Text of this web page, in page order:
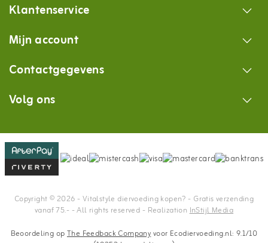
Klantenservice
Mijn account
Contactgegevens
Volg ons
Copyright © 2026 - Vitalstyle diervoeding kopen? - Gratis verzending
vanaf 75.- - All rights reserved - RealizationInStijl Media
Beoordeling opThe Feedback Companyvoor Ecodiervoeding.nl: 9.1/10